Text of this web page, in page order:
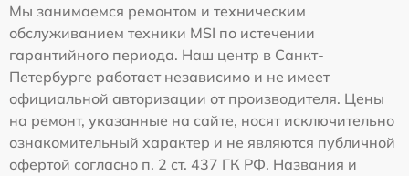
Мы занимаемся ремонтом и техническим
обслуживанием техники MSI по истечении
гарантийного периода. Наш центр в Санкт-
Петербурге работает независимо и не имеет
официальной авторизации от производителя. Цены
на ремонт, указанные на сайте, носят исключительно
ознакомительный характер и не являются публичной
офертой согласно п. 2 ст. 437 ГК РФ. Названия и